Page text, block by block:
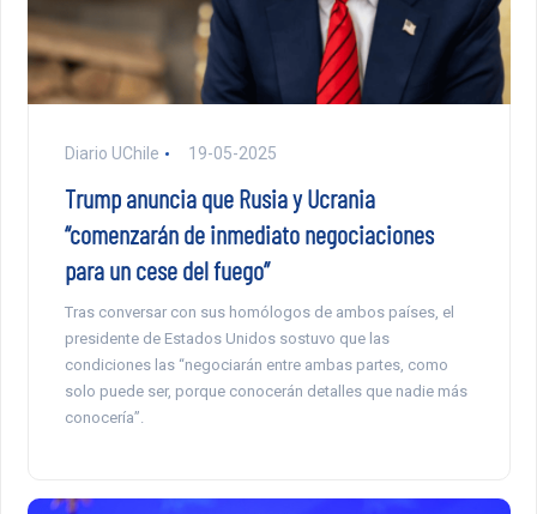
Diario UChile 19-05-2025
Trump anuncia que Rusia y Ucrania
“comenzarán de inmediato negociaciones
para un cese del fuego”
Tras conversar con sus homólogos de ambos países, el
presidente de Estados Unidos sostuvo que las
condiciones las “negociarán entre ambas partes, como
solo puede ser, porque conocerán detalles que nadie más
conocería”.